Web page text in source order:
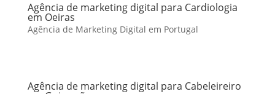
Agência de marketing digital para Cardiologia
em Oeiras
Agência de Marketing Digital em Portugal
Agência de marketing digital para Cabeleireiro